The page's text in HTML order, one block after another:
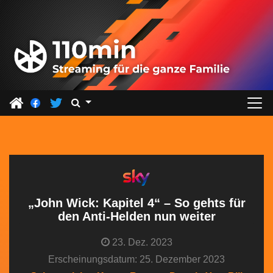
„John Wick: Kapitel 4“ – So gehts für
den Anti-Helden nun weiter
23. Dez. 2023
Erscheinungsdatum: 25. Dezember 2023